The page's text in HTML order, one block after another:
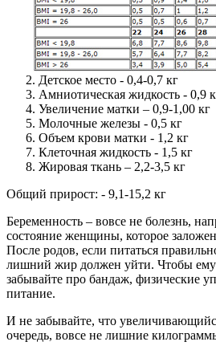
Детское место - 0,4-0,7 кг
Амниотическая жидкость - 0,9
Увеличение матки – 0,9-1,00 кг
Молочные железы - 0,5 кг
Объем крови матки - 1,2 кг
Клеточная жидкость - 1,5 кг
Жировая ткань – 2,2-3,5 кг
Общий прирост: - 9,1-15,2 кг
Беременность – вовсе не болезнь,
состояние женщины, которое
После родов, если питаться
лишний жир должен уйти. Чтобы ему
забывайте про бандаж, физические
питание.
И не забывайте, что
очередь, вовсе не лишние